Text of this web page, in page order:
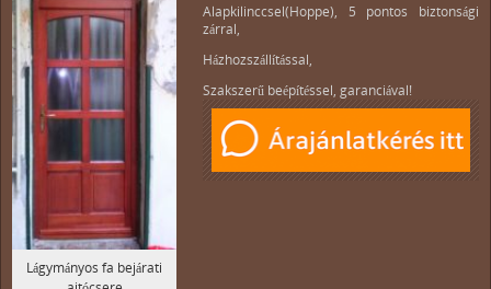
Lágymányos fa bejárati
Alapkilinccsel(Hoppe), 5 pontos biztonsági
zárral,
Házhozszállítással,
Szakszerű beépítéssel, garanciával!